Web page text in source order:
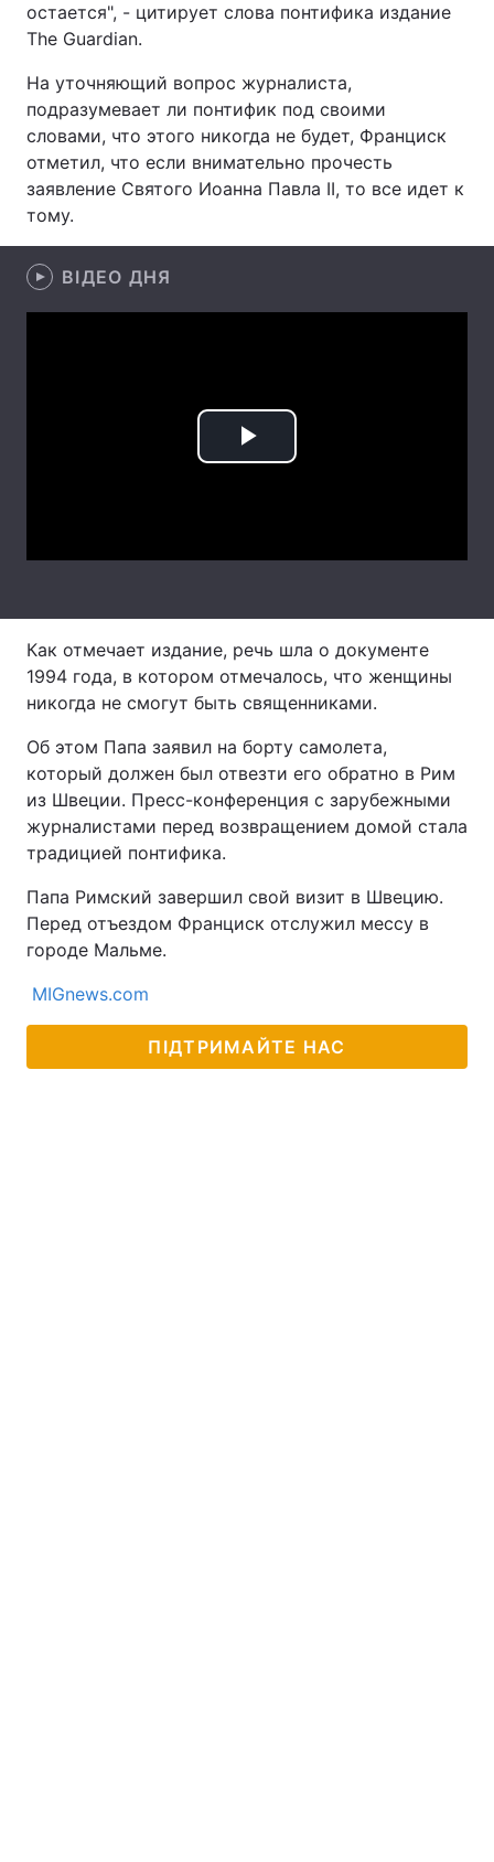
Україна
Економіка Світ
Спорт Наука
Техно і зв'язок Лайт
Зброя
Здоров'я
Послуги
Тема оформлення
остается", - цитирует слова понтифика издание
The Guardian.
На уточняющий вопрос журналиста,
подразумевает ли понтифик под своими
словами, что этого никогда не будет, Франциск
отметил, что если внимательно прочесть
заявление Святого Иоанна Павла II, то все идет к
тому.
ВІДЕО ДНЯ
Play
Как отмечает издание, речь шла о документе
1994 года, в котором отмечалось, что женщины
никогда не смогут быть священниками.
Об этом Папа заявил на борту самолета,
который должен был отвезти его обратно в Рим
из Швеции. Пресс-конференция с зарубежными
журналистами перед возвращением домой стала
традицией понтифика.
Папа Римский завершил свой визит в Швецию.
Перед отъездом Франциск отслужил мессу в
городе Мальме.
MIGnews.com
ПІДТРИМАЙТЕ НАС